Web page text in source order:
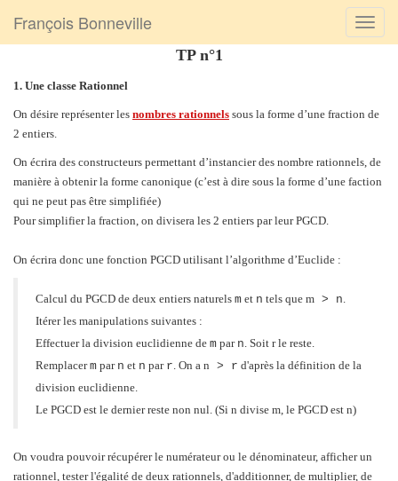
François Bonneville
TP n°1
1. Une classe Rationnel
On désire représenter les nombres rationnels sous la forme d’une fraction de
2 entiers.
On écrira des constructeurs permettant d’instancier des nombre rationnels, de
manière à obtenir la forme canonique (c’est à dire sous la forme d’une faction
qui ne peut pas être simplifiée)
Pour simplifier la fraction, on divisera les 2 entiers par leur PGCD.
On écrira donc une fonction PGCD utilisant l’algorithme d’Euclide :
Calcul du PGCD de deux entiers naturels m et n tels que m > n.
Itérer les manipulations suivantes :
Effectuer la division euclidienne de m par n. Soit r le reste.
Remplacerm par n et n par r. On a n > r d'après la définition de la
division euclidienne.
Le PGCD est le dernier reste non nul. (Si n divise m, le PGCD est n)
On voudra pouvoir récupérer le numérateur ou le dénominateur, afficher un
rationnel, tester l'égalité de deux rationnels, d'additionner, de multiplier, de